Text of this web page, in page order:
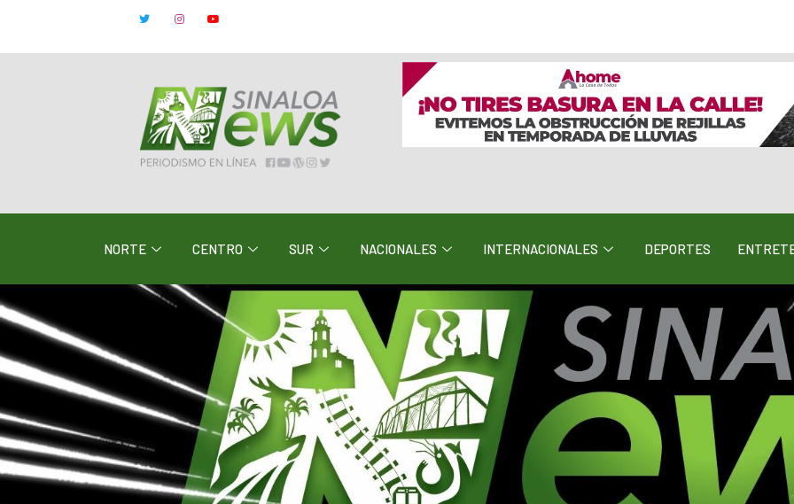
NORTE CENTRO SUR NACIONALES INTERNACIONALES DEPORTES